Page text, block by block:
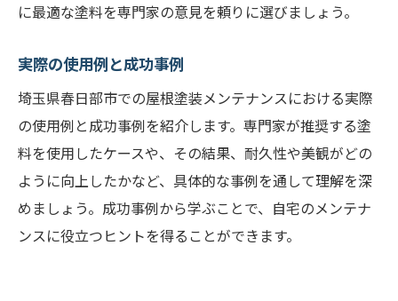
に最適な塗料を専門家の意見を頼りに選びましょう。
実際の使用例と成功事例
埼玉県春日部市での屋根塗装メンテナンスにおける実際
の使用例と成功事例を紹介します。専門家が推奨する塗
料を使用したケースや、その結果、耐久性や美観がどの
ように向上したかなど、具体的な事例を通して理解を深
めましょう。成功事例から学ぶことで、自宅のメンテナ
ンスに役立つヒントを得ることができます。